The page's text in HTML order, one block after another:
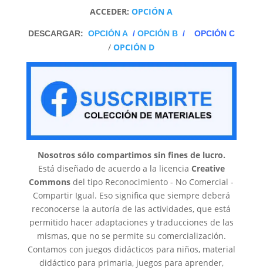
ACCEDER:OPCIÓN A
DESCARGAR: OPCIÓN A/ OPCIÓN B/ OPCIÓN C
/OPCIÓN D
Nosotros sólo compartimos sin fines de lucro.
Está diseñado de acuerdo a la licencia Creative
Commons del tipo Reconocimiento - No Comercial -
Compartir Igual. Eso significa que siempre deberá
reconocerse la autoría de las actividades, que está
permitido hacer adaptaciones y traducciones de las
mismas, que no se permite su comercialización.
Contamos con juegos didácticos para niños, material
didáctico para primaria, juegos para aprender,